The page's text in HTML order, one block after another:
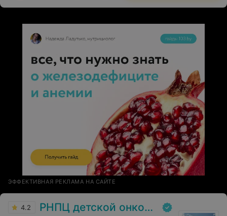
ЭФФЕКТИВНАЯ РЕКЛАМА НА САЙТЕ
4.2 РНПЦ детской онкологии